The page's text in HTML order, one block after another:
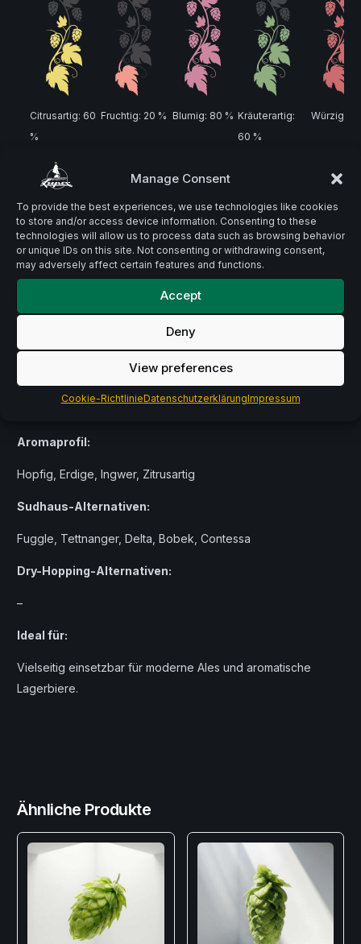
Manage Consent
To provide the best experiences, we use technologies like cookies
to store and/or access device information. Consenting to these
technologies will allow us to process data such as browsing behavior
or unique IDs on this site. Not consenting or withdrawing consent,
may adversely affect certain features and functions.
Accept
Deny
View preferences
Cookie-RichtlinieDatenschutzerklärungImpressum
Citrusartig: 60
%
Fruchtig: 20 % Blumig: 80 % Kräuterartig:
60 %
Würzig:
Beschreibung
Willamette ist ein blumigerer Aromahopfen
sein Profil aus Hopfig, Erdige, Ingwer.
Mit einemAlpha-Säurengehalt von 4,5 – 7,0 %und einem
Ölgehalt von 1,0 – 1,5 ml/100 geignet sich Willamette
hervorragend für Biere, die ein prägnantes, ausgewogenes
Aromaprofil:
Hopfig, Erdige, Ingwer, Zitrusartig
Sudhaus-Alternativen:
Fuggle, Tettnanger, Delta, Bobek, Contessa
Dry-Hopping-Alternativen:
–
Ideal für:
Vielseitig einsetzbar für moderne Ales und aromatische
Lagerbiere.
Ähnliche Produkte